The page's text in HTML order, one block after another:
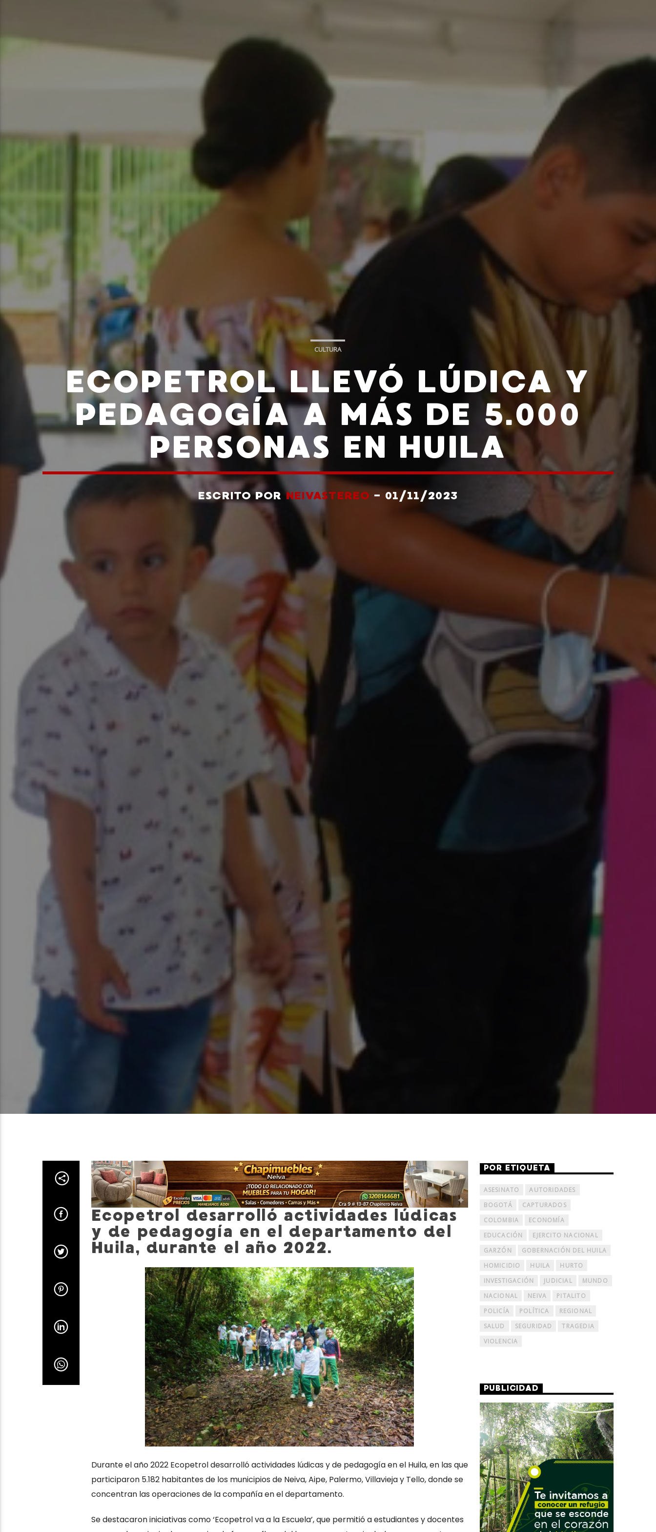
CULTURA
ECOPETROL LLEVÓ LÚDICA Y
PEDAGOGÍA A MÁS DE 5.000
PERSONAS EN HUILA
ESCRITO PORNEIVASTEREO - 01/11/2023
Ecopetrol desarrolló actividades lúdicas
y de pedagogía en el departamento del
Huila, durante el año 2022.
Durante el año 2022 Ecopetrol desarrolló actividades lúdicas y de pedagogía en el Huila, en las que
participaron 5.182 habitantes de los municipios de Neiva, Aipe, Palermo, Villavieja y Tello, donde se
concentran las operaciones de la compañía en el departamento.
Se destacaron iniciativas como ‘Ecopetrol va a la Escuela’, que permitió a estudiantes y docentes
POR ETIQUETA
ASESINATO
AUTORIDADES
BOGOTÁ
CAPTURADOS
COLOMBIA
ECONOMÍA
EDUCACIÓN
EJERCITO NACIONAL
GARZÓN
GOBERNACIÓN DEL HUILA
HOMICIDIO
HUILA
HURTO
INVESTIGACIÓN
JUDICIAL
MUNDO
NACIONAL
NEIVA
PITALITO
POLICÍA
POLÍTICA
REGIONAL
SALUD
SEGURIDAD
TRAGEDIA
VIOLENCIA
PUBLICIDAD